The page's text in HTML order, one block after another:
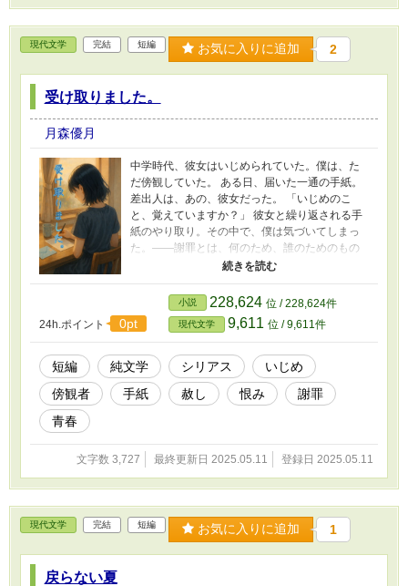
現代文学 完結 短編 お気に入りに追加 2
受け取りました。
月森優月
中学時代、彼女はいじめられていた。僕は、た
だ傍観していた。 ある日、届いた一通の手紙。
差出人は、あの、彼女だった。 「いじめのこ
と、覚えていますか？」 彼女と繰り返される手
紙のやり取り。その中で、僕は気づいてしまっ
た。――謝罪とは、何のため、誰のためのもの
なのか。 傍観してしまった少年と、深く傷つい
変化をもたらしていく。 "生きていてくれて、よ
かった” その言葉を、彼女は受け取ってくれるの
だろうか――。
24h.ポイント 0pt
小説 228,624 位 / 228,624件
現代文学 9,611 位 / 9,611件
短編 純文学 シリアス
いじめ
傍観者
手紙 赦し 恨み
謝罪
青春
文字数 3,727 最終更新日 2025.05.11 登録日 2025.05.11
現代文学 完結 短編 お気に入りに追加 1
戻らない夏